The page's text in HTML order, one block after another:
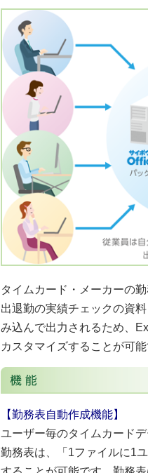
タイムカード・メーカーの
出退勤の実績チェックの資
み込んで出力されるため、
カスタマイズすることが可
【勤務表自動作成機能】
ユーザー毎のタイムカード
勤務表は、「1ファイルに1